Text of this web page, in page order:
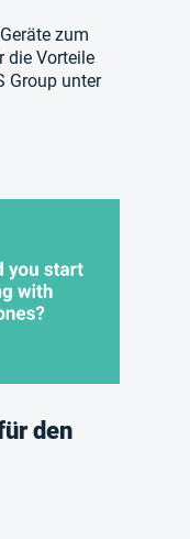
zum
die Vorteile
Group unter
den